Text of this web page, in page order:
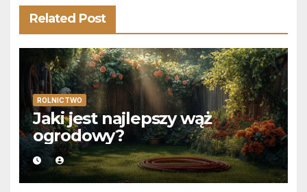
Related Post
ROLNICTWO
Jaki jest najlepszy wąż
ogrodowy?